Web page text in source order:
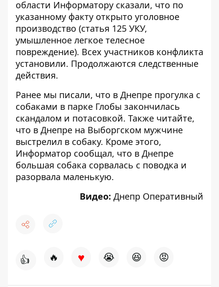
области Информатору сказали, что по
указанному факту открыто уголовное
производство (статья 125 УКУ,
умышленное легкое телесное
повреждение). Всех участников конфликта
установили. Продолжаются следственные
действия.
Ранее мы писали, что в Днепре прогулка с
собаками в парке Глобы закончилась
скандалом и потасовкой. Также читайте,
что в Днепре на Выборгском мужчине
выстрелил в собаку. Кроме этого,
Информатор сообщал, что в Днепре
большая собака сорвалась с поводка и
разорвала маленькую.
Видео: Днепр Оперативный
👍 🔥 ♥ 😭 😆 😡